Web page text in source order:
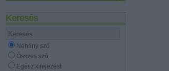
Keresés
Néhány szó
Összes szó
Egész kifejezést